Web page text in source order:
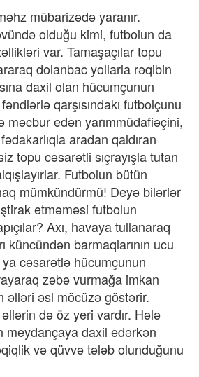
mübarizədə yaranır.
olduğu kimi, futbolun da
var. Tamaşaçılar topu
dolanbac yollarla rəqibin
daxil olan hücumçunun
fəndlərlə qarşısındakı futbolçunu
məcbur edən yarımmüdafiəçini,
aradan qaldıran
topu cəsarətli sıçrayışla tutan
Futbolun bütün
mümkündürmü! Deyə bilərlər
etməməsi futbolun
Axı, havaya tullanaraq
küncündən barmaqlarının ucu
cəsarətlə hücumçunun
zəbə vurmağa imkan
əlləri əsl möcüzə göstərir.
də öz yeri vardır. Hələ
meydançaya daxil edərkən
və qüvvə tələb olunduğunu